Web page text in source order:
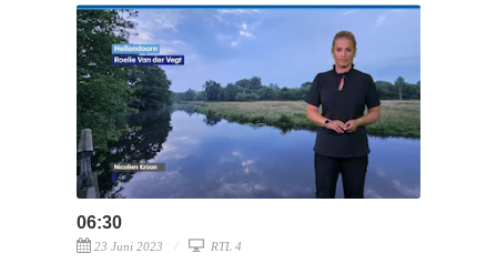
06:30
23 Juni 2023 RTL 4